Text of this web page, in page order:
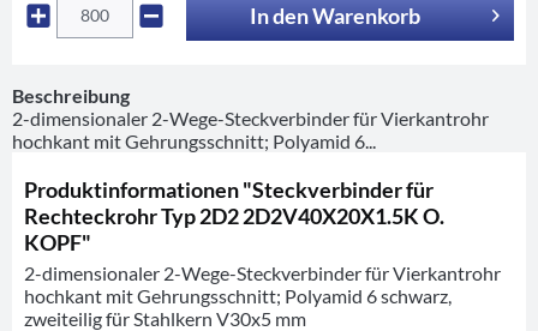
In denWarenkorb
Beschreibung
2-dimensionaler 2-Wege-Steckverbinder für Vierkantrohr
hochkant mit Gehrungsschnitt; Polyamid 6...
Produktinformationen "Steckverbinder für
Rechteckrohr Typ 2D2 2D2V40X20X1.5K O.
KOPF"
2-dimensionaler 2-Wege-Steckverbinder für Vierkantrohr
hochkant mit Gehrungsschnitt; Polyamid 6 schwarz,
zweiteilig für Stahlkern V30x5 mm